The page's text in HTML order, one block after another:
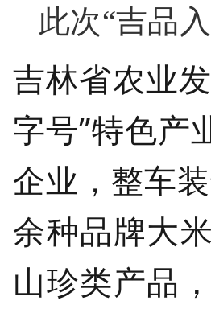
此次“吉品
吉林省农业
字号”特色产
企业，整车
余种品牌大
山珍类产品